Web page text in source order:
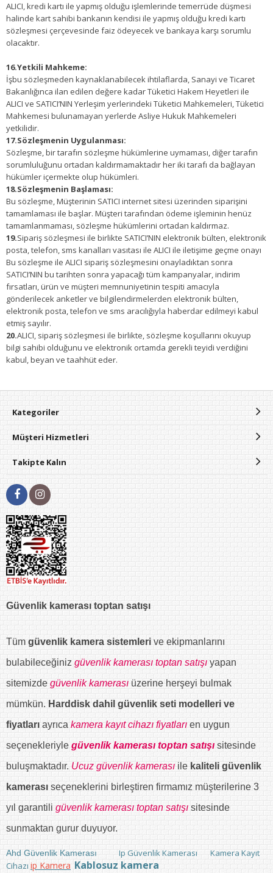
ALICI, kredi kartı ile yapmış olduğu işlemlerinde temerrüde düşmesi
halinde kart sahibi bankanın kendisi ile yapmış olduğu kredi kartı
sözleşmesi çerçevesinde faiz ödeyecek ve bankaya karşı sorumlu
olacaktır.
16.Yetkili Mahkeme:
İşbu sözleşmeden kaynaklanabilecek ihtilaflarda, Sanayi ve Ticaret
Bakanlığınca ilan edilen değere kadar Tüketici Hakem Heyetleri ile
ALICI ve SATICI’NIN Yerleşim yerlerindeki Tüketici Mahkemeleri, Tüketici
Mahkemesi bulunamayan yerlerde Asliye Hukuk Mahkemeleri
yetkilidir.
17.Sözleşmenin Uygulanması:
Sözleşme, bir tarafın sözleşme hükümlerine uymaması, diğer tarafın
sorumluluğunu ortadan kaldırmamaktadır her iki tarafı da bağlayan
hükümler içermekte olup hükümleri.
18.Sözleşmenin Başlaması:
Bu sözleşme, Müşterinin SATICI internet sitesi üzerinden siparişini
tamamlaması ile başlar. Müşteri tarafından ödeme işleminin henüz
tamamlanmaması, sözleşme hükümlerini ortadan kaldırmaz.
19.Sipariş sözleşmesi ile birlikte SATICI’NIN elektronik bülten, elektronik
posta, telefon, sms kanalları vasıtası ile ALICI ile iletişime geçme onayı
Bu sözleşme ile ALICI sipariş sözleşmesini onayladıktan sonra
SATICI’NIN bu tarihten sonra yapacağı tüm kampanyalar, indirim
fırsatları, ürün ve müşteri memnuniyetinin tespiti amacıyla
gönderilecek anketler ve bilgilendirmelerden elektronik bülten,
elektronik posta, telefon ve sms aracılığıyla haberdar edilmeyi kabul
etmiş sayılır.
20.ALICI, sipariş sözleşmesi ile birlikte, sözleşme koşullarını okuyup
bilgi sahibi olduğunu ve elektronik ortamda gerekli teyidi verdiğini
kabul, beyan ve taahhüt eder.
Kategoriler
Müşteri Hizmetleri
Takipte Kalın
Güvenlik kamerası toptan satışı
Tüm güvenlik kamera sistemleri ve ekipmanlarını
bulabileceğiniz güvenlik kamerası toptan satışı yapan
sitemizde güvenlik kamerası üzerine herşeyi bulmak
mümkün. Harddisk dahil güvenlik seti modelleri ve
fiyatları ayrıca kamera kayıt cihazı fiyatları en uygun
seçenekleriyle güvenlik kamerası toptan satışı sitesinde
buluşmaktadır. Ucuz güvenlik kamerası ile kaliteli güvenlik
kamerası seçeneklerini birleştiren firmamız müşterilerine 3
yıl garantili güvenlik kamerası toptan satışı sitesinde
sunmaktan gurur duyuyor.
Ahd Güvenlik Kamerası Ip Güvenlik Kamerası
Kamera Kayıt
Cihazı ip Kamera Kablosuz kamera